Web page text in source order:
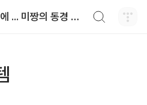
미짱의 나 여기에 ... 미짱의 동경 생활